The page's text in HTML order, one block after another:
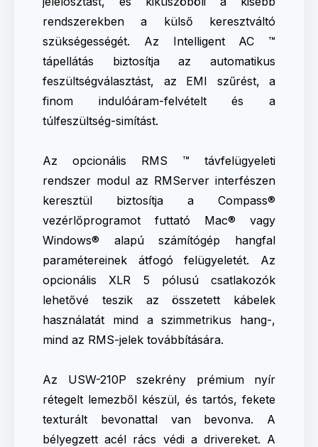
rendszerekben a külső keresztváltó
szükségességét. Az Intelligent AC ™
tápellátás biztosítja az automatikus
feszültségválasztást, az EMI szűrést, a
finom indulóáram-felvételt és a
túlfeszültség-simítást.
Az opcionális RMS ™ távfelügyeleti
rendszer modul az RMServer interfészen
keresztül biztosítja a Compass®
vezérlőprogramot futtató Mac® vagy
Windows® alapú számítógép hangfal
paramétereinek átfogó felügyeletét. Az
opcionális XLR 5 pólusú csatlakozók
lehetővé teszik az összetett kábelek
használatát mind a szimmetrikus hang-,
mind az RMS-jelek továbbítására.
Az USW-210P szekrény prémium nyír
rétegelt lemezből készül, és tartós, fekete
texturált bevonattal van bevonva. A
bélyegzett acél rács védi a drivereket. A